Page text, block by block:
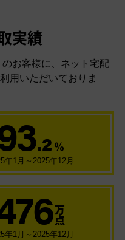
実績
お客様に、 ネット宅配
用いただいておりま
.2 ％
年1月～2025年12月
万
点
年1月～2025年12月